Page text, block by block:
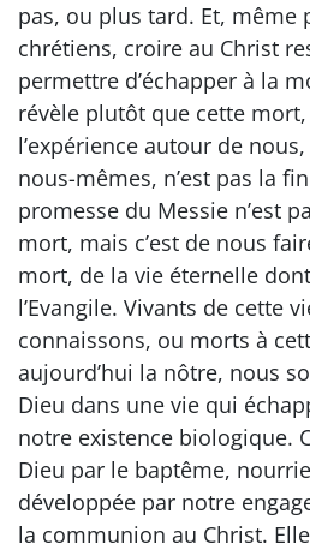
pas, ou plus tard. Et, même
chrétiens, croire au Christ
permettre d’échapper à la
révèle plutôt que cette
l’expérience autour de
nous-mêmes, n’est pas la
promesse du Messie n’est
mort, mais c’est de nous
mort, de la vie éternelle
l’Evangile. Vivants de cette
connaissons, ou morts à
aujourd’hui la nôtre, nous
Dieu dans une vie qui
notre existence biologique.
Dieu par le baptême,
développée par notre
la communion au Christ.